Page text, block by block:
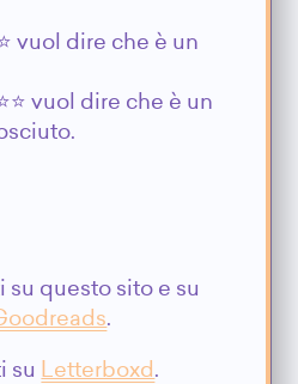
vuol dire che è un
vuol dire che è un
su questo sito e su
.
su Letterboxd .